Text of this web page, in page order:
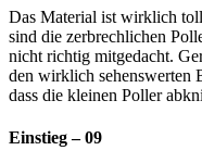
Das Material ist wirklich
sind die zerbrechlichen
nicht richtig mitgedacht.
den wirklich sehenswerten
dass die kleinen Poller
Einstieg – 09